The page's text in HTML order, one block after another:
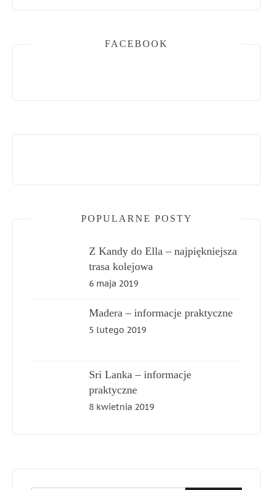
FACEBOOK
POPULARNE POSTY
Z Kandy do Ella – najpiękniejsza
trasa kolejowa
6 maja 2019
Madera – informacje praktyczne
5 lutego 2019
Sri Lanka – informacje
praktyczne
8 kwietnia 2019